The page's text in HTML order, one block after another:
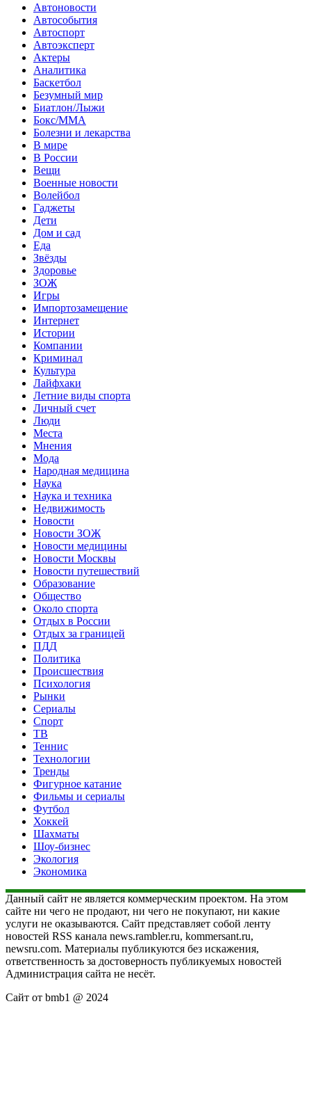
Автоновости
Автособытия
Автоспорт
Автоэксперт
Актеры
Аналитика
Баскетбол
Безумный мир
Биатлон/Лыжи
Бокс/MMA
Болезни и лекарства
В мире
В России
Вещи
Военные новости
Волейбол
Гаджеты
Дети
Дом и сад
Еда
Звёзды
Здоровье
ЗОЖ
Игры
Импортозамещение
Интернет
Истории
Компании
Криминал
Культура
Лайфхаки
Летние виды спорта
Личный счет
Люди
Места
Мнения
Мода
Народная медицина
Наука
Наука и техника
Недвижимость
Новости
Новости ЗОЖ
Новости медицины
Новости Москвы
Новости путешествий
Образование
Общество
Около спорта
Отдых в России
Отдых за границей
ПДД
Политика
Происшествия
Психология
Рынки
Сериалы
Спорт
ТВ
Теннис
Технологии
Тренды
Фигурное катание
Фильмы и сериалы
Футбол
Хоккей
Шахматы
Шоу-бизнес
Экология
Экономика
Данный сайт не является коммерческим проектом. На этом
сайте ни чего не продают, ни чего не покупают, ни какие
услуги не оказываются. Сайт представляет собой ленту
новостей RSS канала news.rambler.ru, kommersant.ru,
newsru.com. Материалы публикуются без искажения,
ответственность за достоверность публикуемых новостей
Администрация сайта не несёт.
Сайт от bmb1 @ 2024